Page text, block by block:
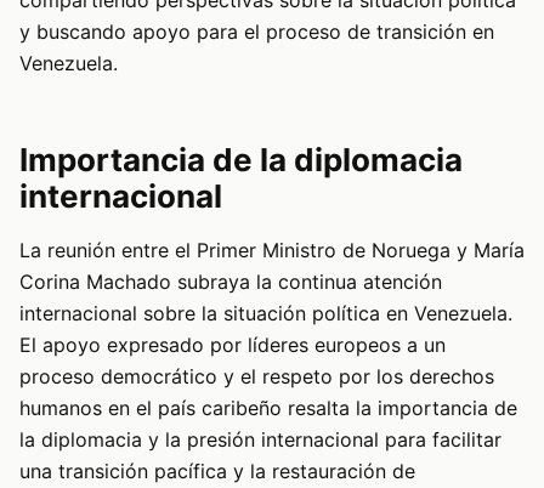
y buscando apoyo para el proceso de transición en
Venezuela.
Importancia de la diplomacia
internacional
La reunión entre el Primer Ministro de Noruega y María
Corina Machado subraya la continua atención
internacional sobre la situación política en Venezuela.
El apoyo expresado por líderes europeos a un
proceso democrático y el respeto por los derechos
humanos en el país caribeño resalta la importancia de
la diplomacia y la presión internacional para facilitar
una transición pacífica y la restauración de